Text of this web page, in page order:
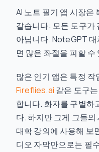
AI 노트 필기 앱 시장은
같습니다: 모든 도구가
아닙니다. NoteGPT
면 많은 좌절을 피할 수
많은 인기 앱은 특정
Fireflies.ai 같은 도구
합니다. 화자를 구별하
다. 하지만 그게 그들
대학 강의에 사용해 보
디오 자막만으로는 필